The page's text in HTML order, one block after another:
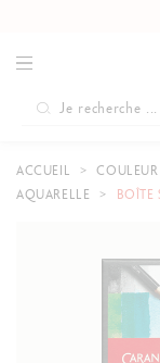
ACCUEIL COULEUR
AQUARELLE
BOÎTE